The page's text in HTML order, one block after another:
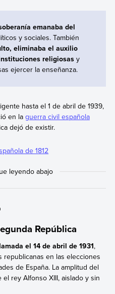
emanaba del
y sociales. También
eliminaba el auxilio
religiosasy
ejercer la enseñanza.
hasta el 1 de abril de 1939,
en la guerra civil española
dejó de existir.
de 1812
República
el 14 de abril de 1931,
republicanas en las elecciones
de España. La amplitud del
rey Alfonso XIII, aislado y sin